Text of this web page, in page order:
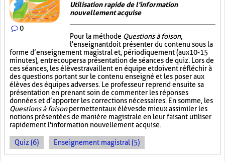
0
Utilisation rapide de l'information
nouvellement acquise
Pour la méthode Questions à foison,
l'enseignant doit présenter du contenu sous la
forme d’enseignement magistral et, périodiquement (aux 10-15
minutes), entrecouper sa présentation de séances de quiz. Lors de
ces séances, les élèves travaillent en équipe et doivent réfléchir à
des questions portant sur le contenu enseigné et les poser aux
élèves des équipes adverses. Le professeur reprend ensuite sa
présentation en prenant soin de commenter les réponses
données et d’apporter les corrections nécessaires. En somme, les
Questions à foisonpermettent aux élèves de mieux assimiler les
notions présentées de manière magistrale en leur faisant utiliser
rapidement l'information nouvellement acquise.
Quiz (6) Enseignement magistral (5)